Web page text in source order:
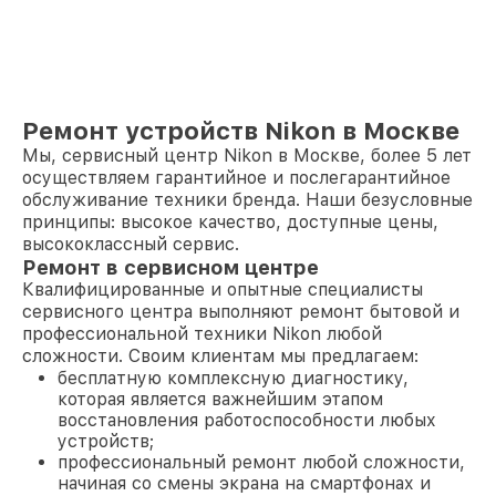
Ремонт устройств Nikon в Москве
Мы, сервисный центр Nikon в Москве, более 5 лет
осуществляем гарантийное и послегарантийное
обслуживание техники бренда. Наши безусловные
принципы: высокое качество, доступные цены,
высококлассный сервис.
Ремонт в сервисном центре
Квалифицированные и опытные специалисты
сервисного центра выполняют ремонт бытовой и
профессиональной техники Nikon любой
сложности. Своим клиентам мы предлагаем:
бесплатную комплексную диагностику,
которая является важнейшим этапом
восстановления работоспособности любых
устройств;
профессиональный ремонт любой сложности,
начиная со смены экрана на смартфонах и